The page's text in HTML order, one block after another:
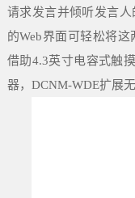
请求发言并倾听发言
的Web界面可轻松将这
借助4.3英寸电容式触
器，DCNM-WDE扩展